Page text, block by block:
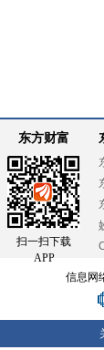
东方财富
扫一扫下载
APP
信息网